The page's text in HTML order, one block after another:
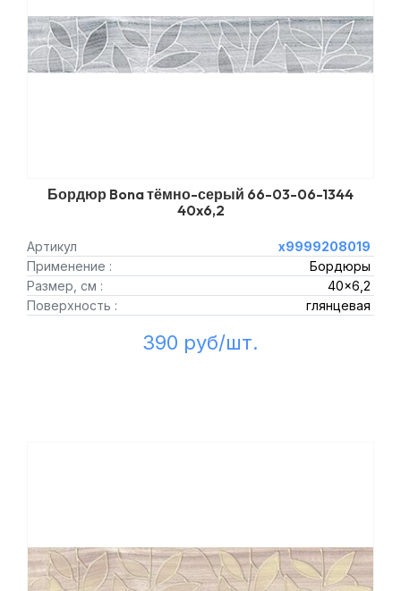
Бордюр Bona тёмно-серый 66-03-06-1344
40x6,2
Артикул
х9999208019
Применение :
Бордюры
Размер, см :
40x6,2
Поверхность :
глянцевая
390 руб/шт.